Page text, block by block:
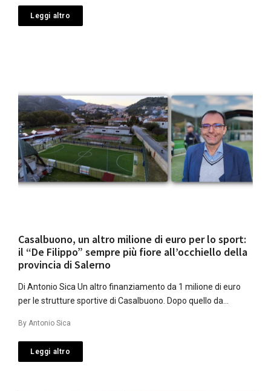
Leggi altro
Casalbuono, un altro milione di euro per lo sport:
il “De Filippo” sempre più fiore all’occhiello della
provincia di Salerno
Di Antonio Sica Un altro finanziamento da 1 milione di euro
per le strutture sportive di Casalbuono. Dopo quello da…
By Antonio Sica
Leggi altro